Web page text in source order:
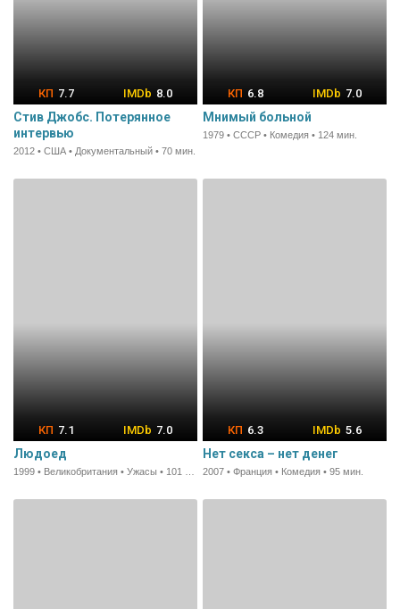
7.7 8.0
Стив Джобс. Потерянное
интервью
2012 • США • Документальный • 70 мин.
6.8 7.0
Мнимый больной
1979 • СССР • Комедия • 124 мин.
7.1 7.0
Людоед
6.3 5.6
Нет секса – нет денег
2007 • Франция • Комедия • 95 мин.